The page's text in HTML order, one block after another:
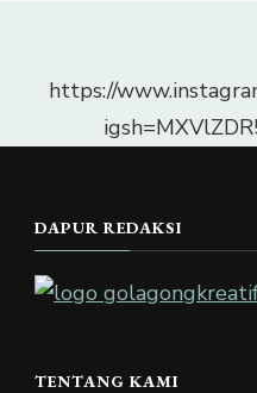
https://
DAPUR REDAKSI
TENTANG KAMI